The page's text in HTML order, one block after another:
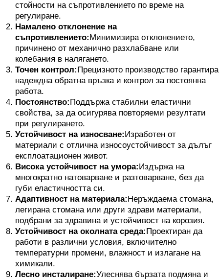
стойности на съпротивлението по време на
регулиране.
Намалено отклонение на
съпротивлението:Минимизира отклонението,
причинено от механично разхлабване или
колебания в налягането.
Точен контрол:Прецизното производство гарантира
надеждна обратна връзка и контрол за постоянна
работа.
Постоянство:Поддържа стабилни еластични
свойства, за да осигурява повторяеми резултати
при регулирането.
Устойчивост на износване:Изработен от
материали с отлична износоустойчивост за дълъг
експлоатационен живот.
Висока устойчивост на умора:Издържа на
многократно натоварване и разтоварване, без да
губи еластичността си.
Адаптивност на материала:Неръждаема стомана,
легирана стомана или други здрави материали,
подбрани за здравина и устойчивост на корозия.
Устойчивост на околната среда:Проектиран да
работи в различни условия, включително
температурни промени, влажност и излагане на
химикали.
Лесно инсталиране:Улеснява бързата подмяна и